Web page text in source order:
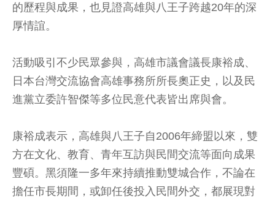
的歷程與成果，也見證高雄與八王子跨越20年的深
厚情誼。
活動吸引不少民眾參與，高雄市議會議長康裕成、
日本台灣交流協會高雄事務所所長奧正史，以及民
進黨立委許智傑等多位民意代表皆出席與會。
康裕成表示，高雄與八王子自2006年締盟以來，雙
方在文化、教育、青年互訪與民間交流等面向成果
豐碩。黑須隆一多年來持續推動雙城合作，不論在
擔任市長期間，或卸任後投入民間外交，都展現對